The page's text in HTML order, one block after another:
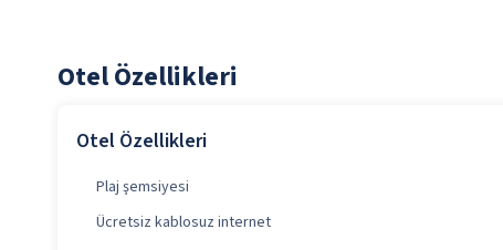
Otel Özellikleri
Otel Özellikleri
Plaj şemsiyesi
Ücretsiz kablosuz internet